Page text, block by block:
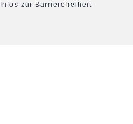
Infos zur Barrierefreiheit